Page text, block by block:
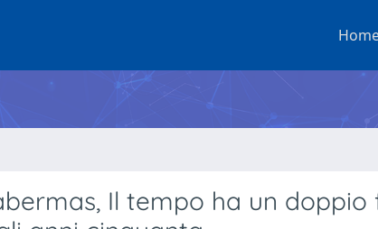
Il tempo ha un doppio